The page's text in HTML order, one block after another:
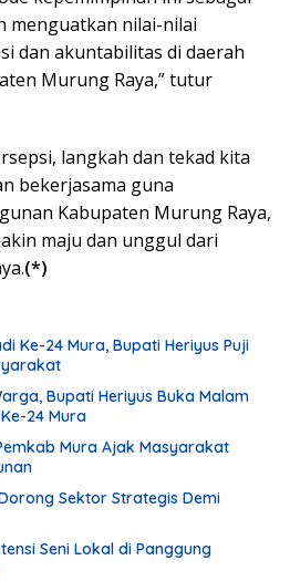
menguatkan nilai-nilai
dan akuntabilitas di daerah
Murung Raya,” tutur
langkah dan tekad kita
bekerjasama guna
Kabupaten Murung Raya,
maju dan unggul dari
(*)
Ke-24 Mura, Bupati Heriyus Puji
Bupati Heriyus Buka Malam
24 Mura
Mura Ajak Masyarakat
Sektor Strategis Demi
Seni Lokal di Panggung